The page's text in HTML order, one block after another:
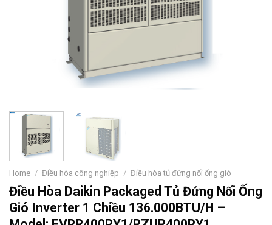
Home / Điều hòa công nghiệp / Điều hòa tủ đứng nối ống gió
Điều Hòa Daikin Packaged Tủ Đứng Nối Ống
Gió Inverter 1 Chiều 136.000BTU/H –